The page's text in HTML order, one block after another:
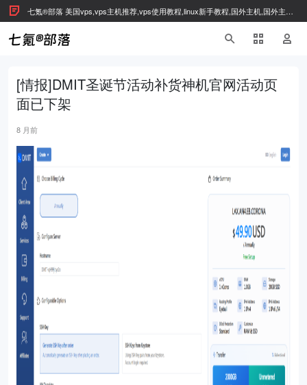
七氪®部落 美国vps,vps主机推荐,vps使用教程,linux新手教程,国外主机,国外主机
推荐
[情报]DMIT圣诞节活动补货神机官网活动页
面已下架
8 月前